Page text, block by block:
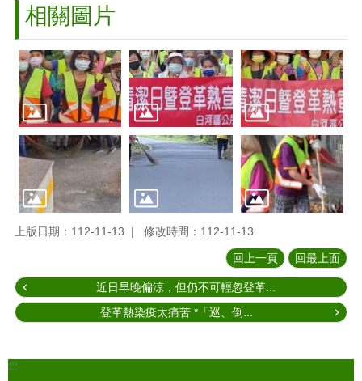
相關圖片
上版日期：112-11-13 修改時間：112-11-13
回上一頁 回最上面
近日早晚偏涼，但仍不可輕忽登革...
登革熱染疫太痛苦 *「巡、倒...
:::